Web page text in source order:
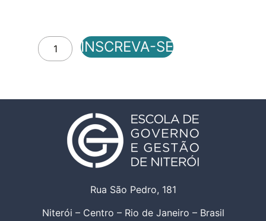
INSCREVA-SE
Rua São Pedro, 181
Niterói – Centro – Rio de Janeiro – Brasil